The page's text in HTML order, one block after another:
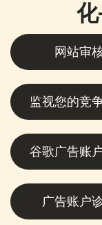
网站审
监视您的竞
谷歌广告账
广告账户